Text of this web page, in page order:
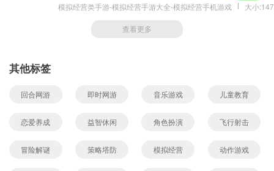
模拟经营类手游-模拟经营手游大全-模拟经营手机游戏 大小
查看更多
其他标签
回合网游 即时网游 音乐游戏 儿童教育
恋爱养成 益智休闲 角色扮演 飞行射击
冒险解谜 策略塔防 模拟经营 动作游戏